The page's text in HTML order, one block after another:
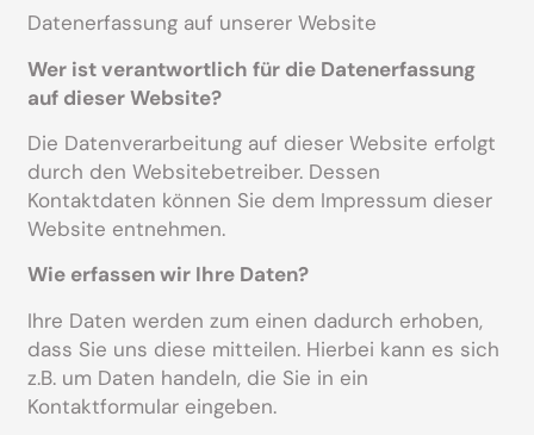
Datenerfassung auf unserer Website
Wer ist verantwortlich für die Datenerfassung
auf dieser Website?
Die Datenverarbeitung auf dieser Website erfolgt
durch den Websitebetreiber. Dessen
Kontaktdaten können Sie dem Impressum dieser
Website entnehmen.
Wie erfassen wir Ihre Daten?
Ihre Daten werden zum einen dadurch erhoben,
dass Sie uns diese mitteilen. Hierbei kann es sich
z.B. um Daten handeln, die Sie in ein
Kontaktformular eingeben.